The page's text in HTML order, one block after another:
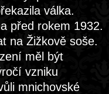
válka.
před rokem 1932.
na Žižkově soše.
měl být
vzniku
mnichovské